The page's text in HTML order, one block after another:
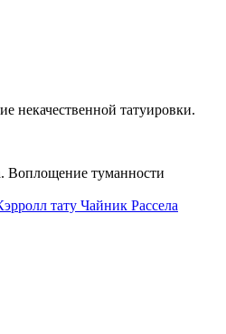
некачественной татуировки.
Воплощение туманности
тату Чайник Рассела